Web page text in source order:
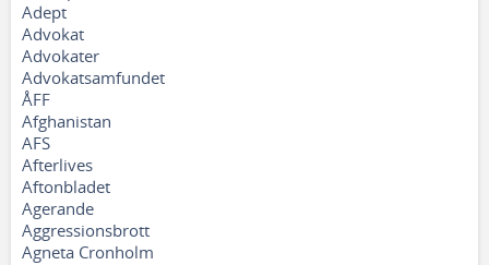
Adept
Advokat
Advokater
Advokatsamfundet
ÅFF
Afghanistan
AFS
Afterlives
Aftonbladet
Agerande
Aggressionsbrott
Agneta Cronholm